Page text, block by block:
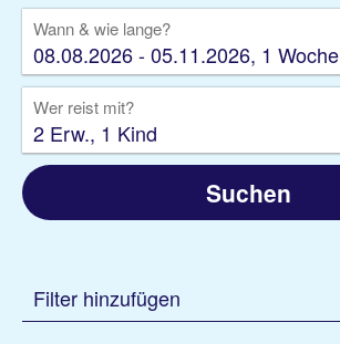
Wann & wie lange?
08.08.2026 - 05.11.2026, 1 Woche
Wer reist mit?
2 Erw., 1 Kind
Suchen
Filter hinzufügen